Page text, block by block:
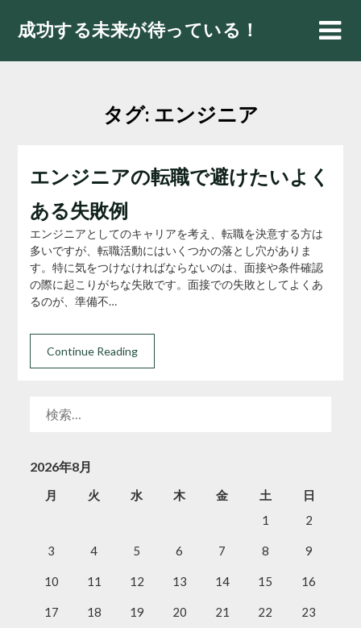
成功する未来が待っている！
タグ: エンジニア
エンジニアの転職で避けたいよく
ある失敗例
エンジニアとしてのキャリアを考え、転職を決意する方は
多いですが、転職活動にはいくつかの落とし穴がありま
す。特に気をつけなければならないのは、面接や条件確認
の際に起こりがちな失敗です。面接での失敗としてよくあ
るのが、準備不…
Continue Reading
2026年8月
月 火 水 木 金 土
日
1
2
3 4 5 6 7 8 9
10 11 12 13 14 15 16
17 18 19 20 21 22 23